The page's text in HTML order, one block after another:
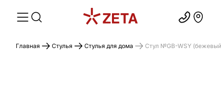
Главная Стулья Стулья для дома Стул №GB-WSY